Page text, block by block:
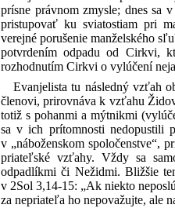
prísne právnom zmysle; dnes sa
pristupovať ku sviatostiam pri
verejné porušenie manželského
potvrdením odpadu od Cirkvi,
rozhodnutím Cirkvi o vylúčení
Evanjelista tu následný vzťah
členovi, prirovnáva k vzťahu
totiž s pohanmi a mýtnikmi
sa v ich prítomnosti nedopustili
v „náboženskom spoločenstve“,
priateľské vzťahy. Vždy sa
odpadlíkmi či Nežidmi. Bližšie
v 2Sol 3,14-15: „Ak niekto
za nepriateľa ho nepovažujte, ale